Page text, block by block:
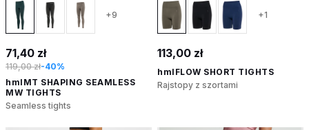
+9
71,40 zł
119,00 zł-40%
hmlMT SHAPING SEAMLESS
MW TIGHTS
Seamless tights
+1
113,00 zł
hmlFLOW SHORT TIGHTS
Rajstopy z szortami